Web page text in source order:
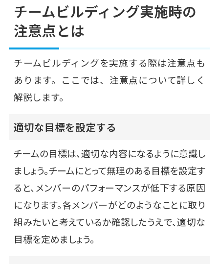
チームビルディング実施時の
注意点とは
チームビルディングを実施する際は注意点も
あります。ここでは、注意点について詳しく
解説します。
適切な目標を設定する
チームの目標は、適切な内容になるように意識し
ましょう。チームにとって無理のある目標を設定す
ると、メンバーのパフォーマンスが低下する原因
になります。各メンバーがどのようなことに取り
組みたいと考えているか確認したうえで、適切な
目標を定めましょう。